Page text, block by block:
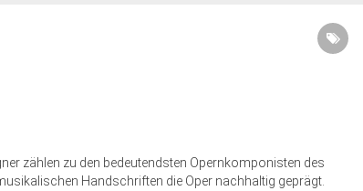
zählen zu den bedeutendsten Opernkomponisten des
Handschriften die Oper nachhaltig geprägt.